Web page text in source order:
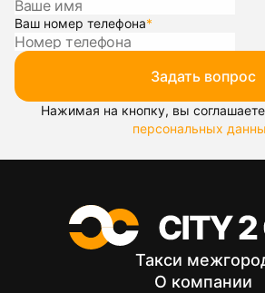
Ваш номер телефона*
Задать вопрос
Нажимая на кнопку, вы
персональных
Такси
О компании